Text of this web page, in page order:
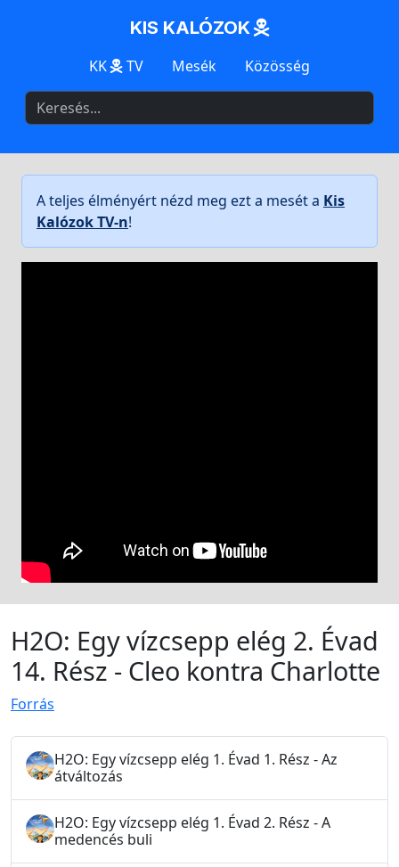
KIS KALÓZOK
KK TV Mesék Közösség
A teljes élményért nézd meg ezt a mesét a Kis
Kalózok TV-n!
H2O: Egy vízcsepp elég 2. Évad
14. Rész - Cleo kontra Charlotte
Forrás
H2O: Egy vízcsepp elég 1. Évad 1. Rész - Az
átváltozás
H2O: Egy vízcsepp elég 1. Évad 2. Rész - A
medencés buli